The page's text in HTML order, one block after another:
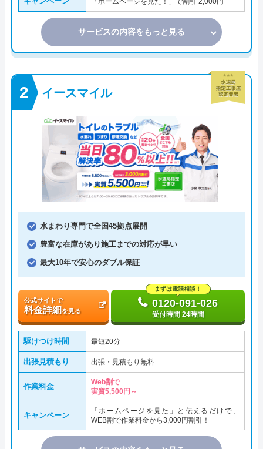
サービスの内容をもっと見る
イースマイル
水まわり専門で全国45拠点展開
豊富な在庫があり施工までの対応が早い
最大10年で安心のダブル保証
公式サイトで
料金詳細を見る
まずは電話相談！
0120-091-026
受付時間 24時間
駆けつけ時間 最短20分
出張見積もり 出張・見積もり無料
作業料金
Web割で
実質5,500円～
キャンペーン
「ホームページを見た」と伝えるだけで、
WEB割で作業料金から3,000円割引！